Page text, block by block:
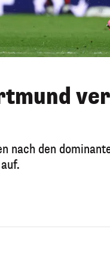
nach den